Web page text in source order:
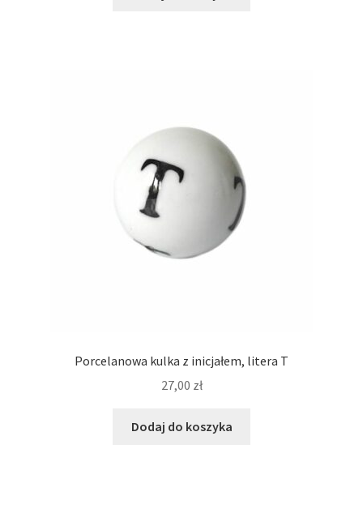
Porcelanowa kulka z inicjałem, litera T
27,00 zł
Dodaj do koszyka